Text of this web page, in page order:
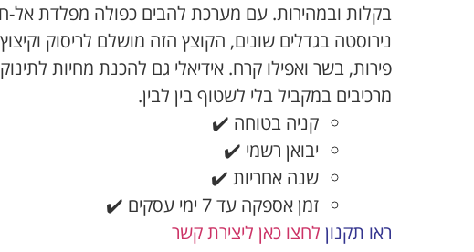
נירוסטה בגדלים שונים, הקוצץ הזה מושלם לריסוק
פירות, בשר ואפילו קרח. אידיאלי גם להכנת מחיות
מרכיבים במקביל בלי לשטוף בין לבין.
קניה בטוחה ✔️
יבואן רשמי ✔️
שנה אחריות ✔️
זמן אספקה עד 7 ימי עסקים ✔️
ראו תקנון לחצו כאן ליצירת קשר